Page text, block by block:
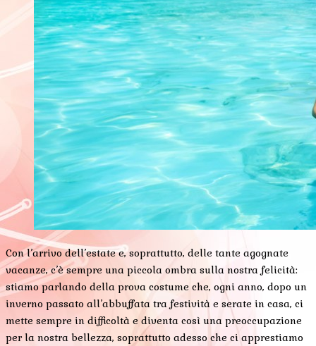
Con l’arrivo dell’estate e, soprattutto, delle tante agognate
vacanze, c’è sempre una piccola ombra sulla nostra felicità:
stiamo parlando della prova costume che, ogni anno, dopo un
inverno passato all’abbuffata tra festività e serate in casa, ci
mette sempre in difficoltà e diventa così una preoccupazione
per la nostra bellezza, soprattutto adesso che ci apprestiamo